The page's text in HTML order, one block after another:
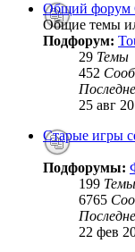
Общий форум
Общие темы
Подфорум:
29 Темы
452
25 авг
Старые игры
Подфорумы:
199 Темы
6765
22 фев